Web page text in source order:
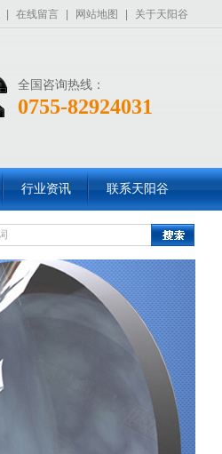
在线留言 网站地图 关于天阳谷
全国咨询热线：
0755-82924031
行业资讯 联系天阳谷